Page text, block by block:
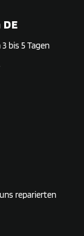
bis 5 Tagen
reparierten